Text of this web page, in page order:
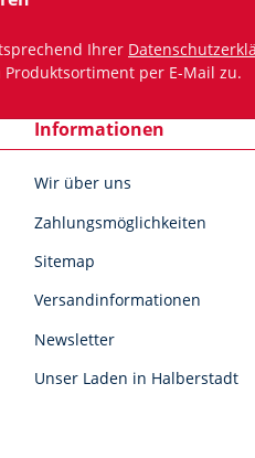
Informationen
Wir über uns
Zahlungsmöglichkeiten
Sitemap
Versandinformationen
Newsletter
Unser Laden in Halberstadt
Ihrer
per E-Mail zu.